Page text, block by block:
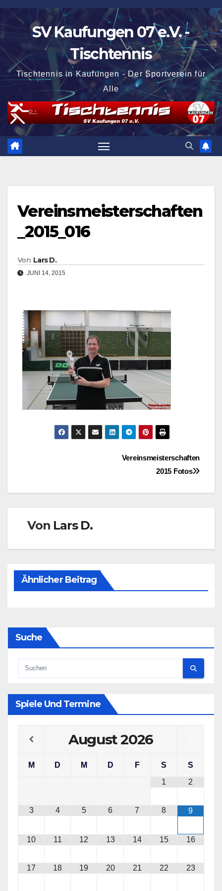
Zum
Inhalt
springen
SV Kaufungen 07 e.V. -
Tischtennis
Tischtennis in Kaufungen - Der Sportverein für
Alle
Vereinsmeisterschaften
_2015_016
Von Lars D.
JUNI 14, 2015
Beitragsnavigation
Vereinsmeisterschaften
2015 Fotos
Von Lars D.
Ähnlicher Beitrag
Suche
Spiele Und Termine
August2026
M D M D F S
S
1
2
3 4 5 6 7 8 9
10 11 12 13 14 15 16
17 18 19 20 21 22 23